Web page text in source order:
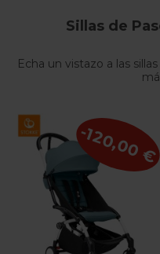
Sillas de
Echa un vistazo a las
-120,00 €